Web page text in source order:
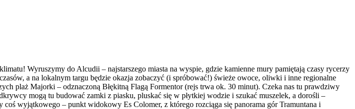
Wyruszymy do Alcudii – najstarszego miasta na wyspie, gdzie kamienne mury pamiętają czasy rycerzy
a na lokalnym targu będzie okazja zobaczyć (i spróbować!) świeże owoce, oliwki i inne regionalne
plaż Majorki – odznaczoną Błękitną Flagą Formentor (rejs trwa ok. 30 minut). Czeka nas tu prawdziwy
mogą tu budować zamki z piasku, pluskać się w płytkiej wodzie i szukać muszelek, a dorośli –
wyjątkowego – punkt widokowy Es Colomer, z którego rozciąga się panorama gór Tramuntana i